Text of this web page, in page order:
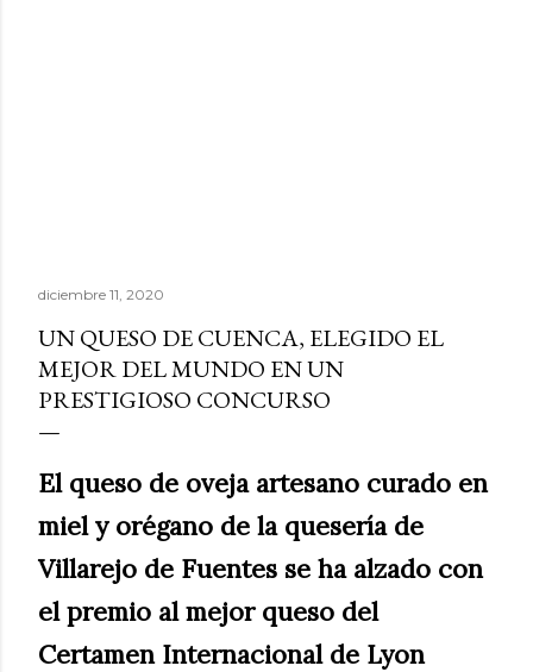
diciembre 11, 2020
UN QUESO DE CUENCA, ELEGIDO EL
MEJOR DEL MUNDO EN UN
PRESTIGIOSO CONCURSO
El queso de oveja artesano curado en
miel y orégano de la quesería de
Villarejo de Fuentes se ha alzado con
el premio al mejor queso del
Certamen Internacional de Lyon